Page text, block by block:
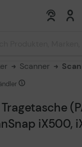
Scanner
iX500,